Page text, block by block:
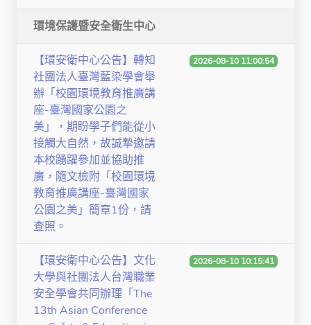
環境保護暨安全衛生中心
【環安衛中心公告】轉知
社團法人臺灣藍染學會舉
辦「校園環境教育推廣講
座-臺灣國家公園之
美」，期盼學子們能從小
接觸大自然，故誠摯邀請
本校踴躍參加並協助推
廣，隨文檢附「校園環境
教育推廣講座-臺灣國家
公園之美」簡章1份，請
查照。
2026-08-10 11:00:54
【環安衛中心公告】文化
大學與社團法人台灣職業
安全學會共同辦理「The
13th Asian Conference
2026-08-10 10:15:41